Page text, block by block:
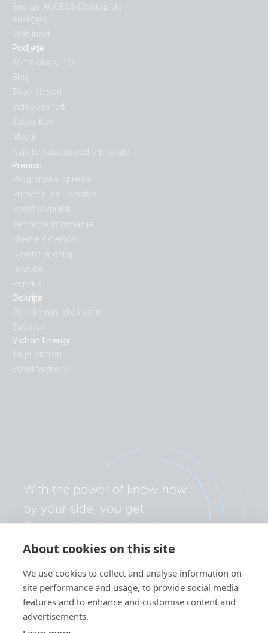
About cookies on this site
We use cookies to collect and analyse information on
site performance and usage, to provide social media
features and to enhance and customise content and
advertisements.
Odkrijte
Odkrijte naš ekosistem
Začetek
Victron Energy
To je Victron
50 let Victrona
Prenosi
Programska oprema
Priročniki za uporabo
Podatkovni listi
Tehnične informacije
Sheme sistemov
Dimenzije ohišij
Brošure
Potrdila
Energy ACCESS (Dostop do
energije)
Mobilnost
Podjetje
Kontaktirajte nas
Blog
To je Victron
Videoposnetki
Zaposlitev
Mediji
Najdite vašega vodjo prodaje